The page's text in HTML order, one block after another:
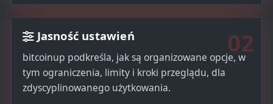
02
Jasność ustawień
bitcoinup podkreśla, jak są organizowane opcje, w
tym ograniczenia, limity i kroki przeglądu, dla
zdyscyplinowanego użytkowania.